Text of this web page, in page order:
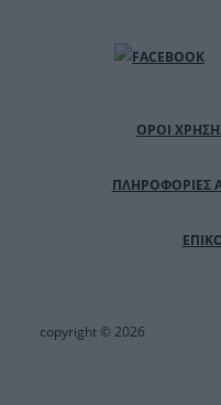
ΟΡΟΙ
ΠΛΗΡΟΦΟΡΙΕΣ
copyright © 2026